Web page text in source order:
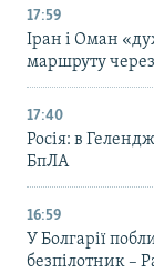
17:59
Іран і Оман
маршруту
17:40
Росія: в
БпЛА
16:59
У Болгарії
безпілотник –